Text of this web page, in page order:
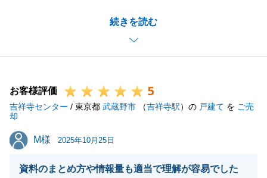
続きを読む
_また、迅速にご対応いただきまして誠にありがとう
ございます。
お客様評価 5
吉祥寺センター / 東京都 武蔵野市 （吉祥寺駅）の 戸建て を ご売
却
M様
M様 2025年10月25日
資料のまとめ方や情報量も適当で理解が容易でした